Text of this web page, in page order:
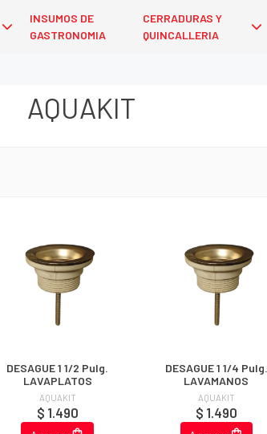
INSUMOS DE
GASTRONOMIA
CERRADURAS Y
QUINCALLERIA
AQUAKIT
DESAGUE 1 1/2 Pulg.
LAVAPLATOS
AQUAKIT
$ 1.490
DESAGUE 1 1/4 Pulg.
LAVAMANOS
AQUAKIT
$ 1.490